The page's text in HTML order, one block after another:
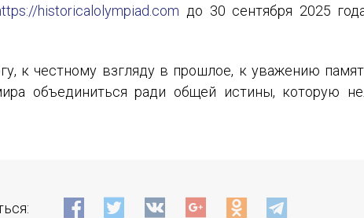
historicalolympiad.com до 30 сентября 2025
к честному взгляду в прошлое, к уважению
объединиться ради общей истины, которую